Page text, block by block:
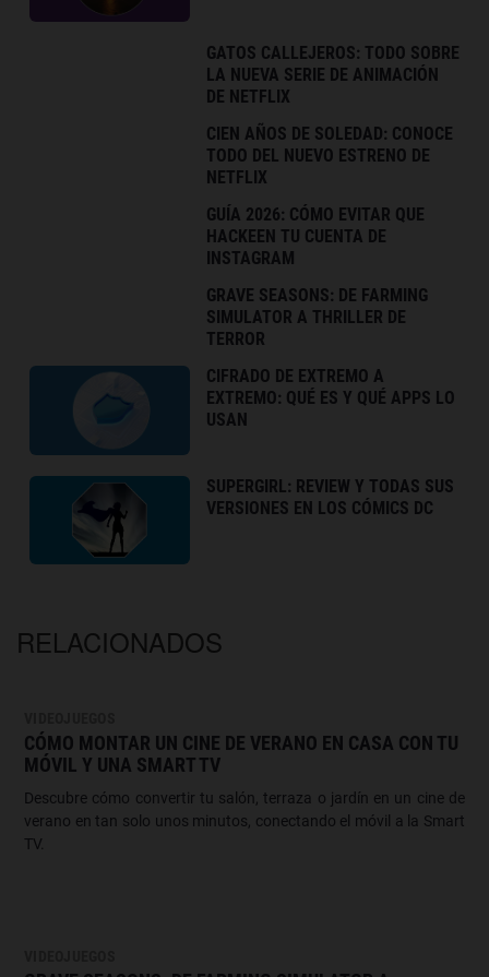
GATOS CALLEJEROS: TODO SOBRE
LA NUEVA SERIE DE ANIMACIÓN
DE NETFLIX
CIEN AÑOS DE SOLEDAD: CONOCE
TODO DEL NUEVO ESTRENO DE
NETFLIX
GUÍA 2026: CÓMO EVITAR QUE
HACKEEN TU CUENTA DE
INSTAGRAM
GRAVE SEASONS: DE FARMING
SIMULATOR A THRILLER DE
TERROR
CIFRADO DE EXTREMO A
EXTREMO: QUÉ ES Y QUÉ APPS LO
USAN
SUPERGIRL: REVIEW Y TODAS SUS
VERSIONES EN LOS CÓMICS DC
RELACIONADOS
CÓMO MONTAR UN CINE DE VERANO EN CASA CON TU
MÓVIL Y UNA SMART TV
Descubre cómo convertir tu salón, terraza o jardín en un cine de
verano en tan solo unos minutos, conectando el móvil a la Smart
TV.